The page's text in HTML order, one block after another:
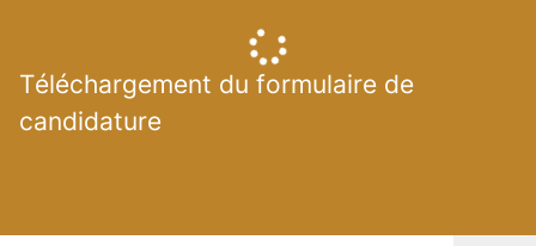
Téléchargement du formulaire de
candidature